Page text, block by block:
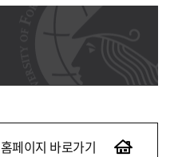
홈페이지 바로가기